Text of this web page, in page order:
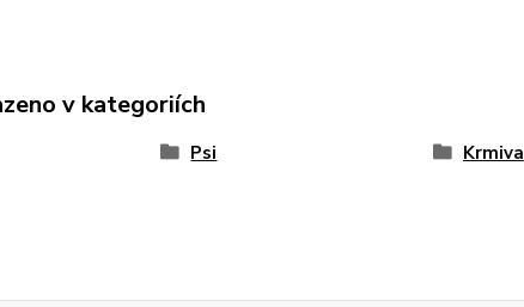
v kategoriích
Psi Krmiva